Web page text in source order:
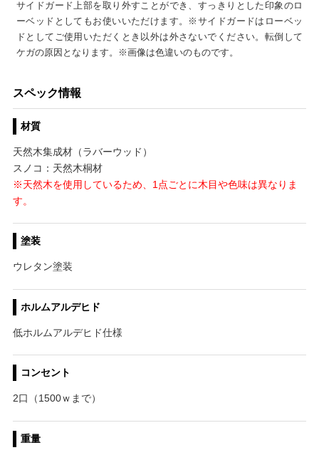
サイドガード上部を取り外すことができ、すっきりとした印象のロ
ーベッドとしてもお使いいただけます。※サイドガードはローベッ
ドとしてご使用いただくとき以外は外さないでください。転倒して
ケガの原因となります。※画像は色違いのものです。
スペック情報
材質
天然木集成材（ラバーウッド）
スノコ：天然木桐材
※天然木を使用しているため、1点ごとに木目や色味は異なりま
す。
塗装
ウレタン塗装
ホルムアルデヒド
低ホルムアルデヒド仕様
コンセント
2口（1500ｗまで）
重量